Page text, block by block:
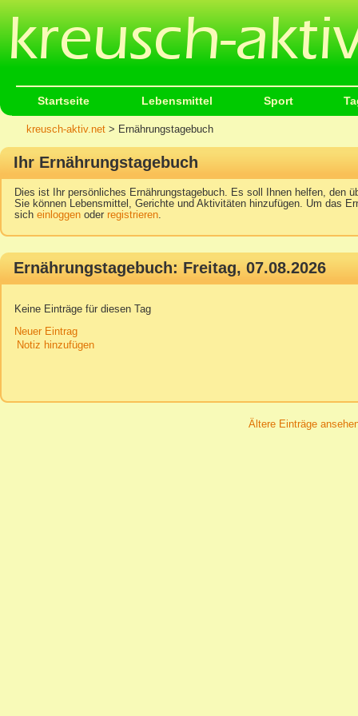
Startseite Lebensmittel Sport
kreusch-aktiv.net > Ernährungstagebuch
Ihr Ernährungstagebuch
Dies ist Ihr persönliches Ernährungstagebuch. Es soll Ihnen helfen, den
Sie können Lebensmittel, Gerichte und Aktivitäten hinzufügen. Um das
sich einloggen oder registrieren.
Ernährungstagebuch: Freitag, 07.08.2026
Keine Einträge für diesen Tag
Neuer Eintrag
Notiz hinzufügen
Ältere Einträge